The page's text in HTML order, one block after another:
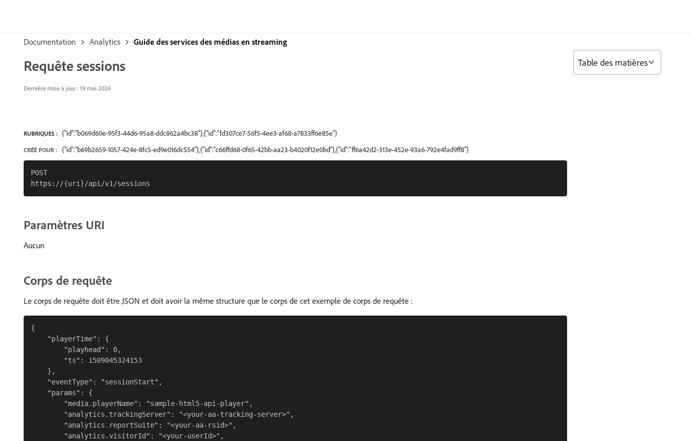
Documentation Analytics Guide des services des médias en streaming
Requête sessions
Dernière mise à jour : 19 mai 2026
RUBRIQUES : {"id":"b069d60e-95f3-44d6-95a8-ddc862a4bc38"},{"id":"fd307ce7-56f5-4ee3-af68-a7833ff6e85e"}
CRÉÉ POUR : {"id":"b69b2659-1057-424e-8fc5-ed9e016dc554"},{"id":"c66ffd68-0f65-42bb-aa23-b4020f12e0bd"},{"id":"ff6a42d2-313e-452e-93a6-792e4fad9ff8"}
POST
Paramètres URI
Aucun
Corps de requête
Le corps de requête doit être JSON et doit avoir la même structure que le corps de cet exemple de corps de requête :
{
    "playerTime": {
        "playhead": 0,
        "ts": 1509045324153
    },
    "eventType": "sessionStart",
    "params": {
        "media.playerName": "sample-html5-api-player",
        "analytics.trackingServer": "<your-aa-tracking-server>",
        "analytics.reportSuite": "<your-aa-rsid>",
        "analytics.visitorId": "<your-userId>",
Table des matières